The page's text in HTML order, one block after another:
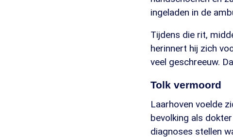
ingeladen in de
Tijdens die rit,
herinnert hij zich
veel geschreeuw.
Tolk vermoord
Laarhoven voelde
bevolking als
diagnoses stellen